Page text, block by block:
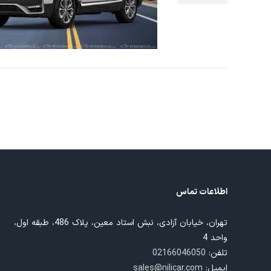
اطلاعات تماس
تهران، خیابان آزادی، نبش استاد معین، پلاک 486، طبقه اول،
واحد 4
تلفن: 02166046050
ایمیل: sales@nilicar.com